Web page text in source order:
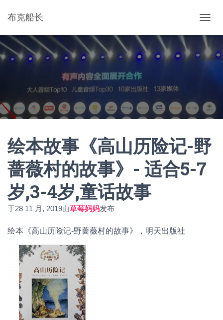
布克船长
换
导
航
绘本故事《高山历险记-野
蔷薇村的故事》- 适合5-7
岁,3-4岁,童话故事
于28 11 月, 2019由草莓妈妈发布
绘本《高山历险记-野蔷薇村的故事》，明天出版社